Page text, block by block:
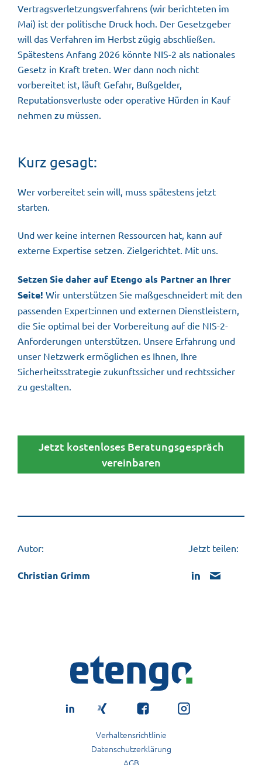
Vertragsverletzungsverfahrens (wir berichteten im
Mai) ist der politische Druck hoch. Der Gesetzgeber
will das Verfahren im Herbst zügig abschließen.
Spätestens Anfang 2026 könnte NIS-2 als nationales
Gesetz in Kraft treten. Wer dann noch nicht
vorbereitet ist, läuft Gefahr, Bußgelder,
Reputationsverluste oder operative Hürden in Kauf
nehmen zu müssen.
Kurz gesagt:
Wer vorbereitet sein will, muss spätestens jetzt
starten.
Und wer keine internen Ressourcen hat, kann auf
externe Expertise setzen. Zielgerichtet. Mit uns.
Setzen Sie daher auf Etengo als Partner an Ihrer
Seite! Wir unterstützen Sie maßgeschneidert mit den
passenden Expert:innen und externen Dienstleistern,
die Sie optimal bei der Vorbereitung auf die NIS-2-
Anforderungen unterstützen. Unsere Erfahrung und
unser Netzwerk ermöglichen es Ihnen, Ihre
Sicherheitsstrategie zukunftssicher und rechtssicher
zu gestalten.
Jetzt kostenloses Beratungsgespräch
vereinbaren
Autor:
Christian Grimm
Jetzt teilen:
Verhaltensrichtlinie
Datenschutzerklärung
AGB